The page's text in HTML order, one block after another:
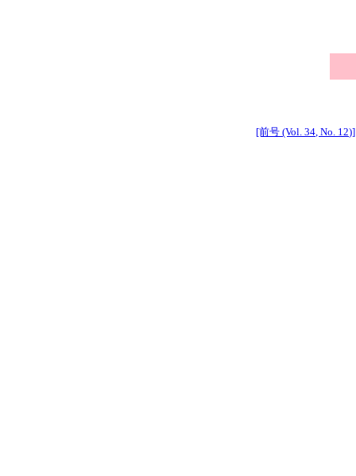
[前号 (Vol. 34, No. 12)]